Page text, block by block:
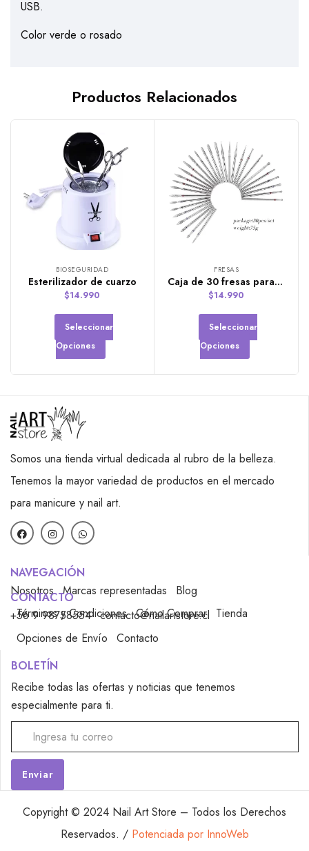
USB.
Color verde o rosado
Productos Relacionados
BIOSEGURIDAD
Esterilizador de cuarzo
$14.990
Seleccionar
Opciones
FRESAS
Caja de 30 fresas para manicure rusa
$14.990
Seleccionar
Opciones
Somos una tienda virtual dedicada al rubro de la belleza.
Tenemos la mayor variedad de productos en el mercado
para manicure y nail art.
NAVEGACIÓN
Nosotros Marcas representadas
Blog
Términos y Condiciones Cómo Comprar Tienda
CONTACTO
+56 9 98758554 contacto@nailartstore.cl
Opciones de Envío
Contacto
BOLETÍN
Recibe todas las ofertas y noticias que tenemos
especialmente para ti.
Copyright © 2024 Nail Art Store – Todos los Derechos
Reservados. / Potenciada por InnoWeb